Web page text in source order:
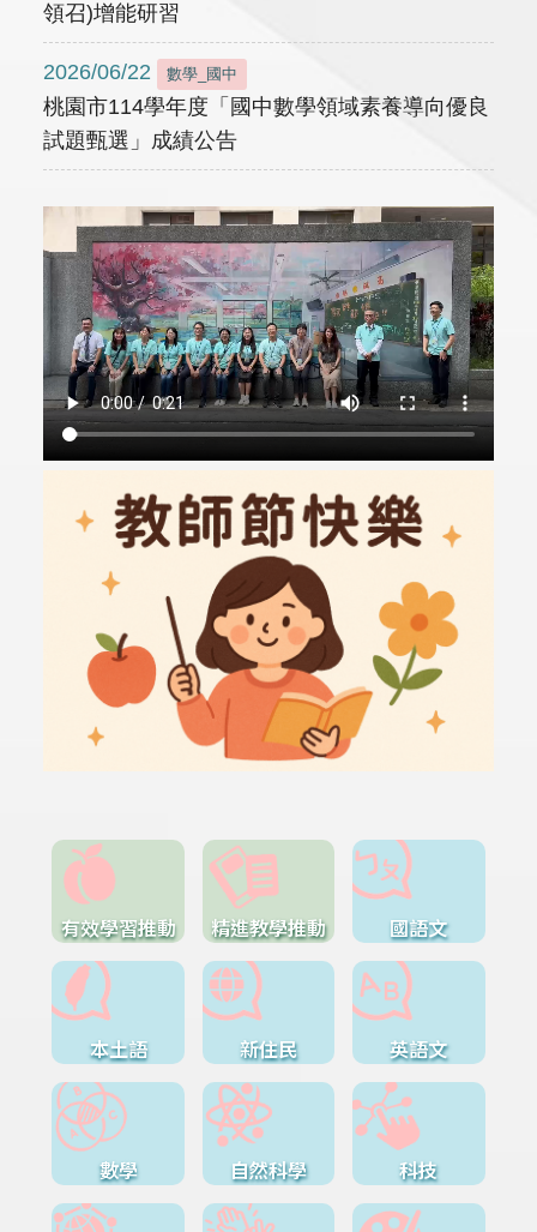
領召)增能研習
2026/06/22 數學_國中
桃園市114學年度「國中數學領域素養導向優良
試題甄選」成績公告
有效學習推動 精進教學推動 國語文
本土語 新住民 英語文
數學 自然科學 科技